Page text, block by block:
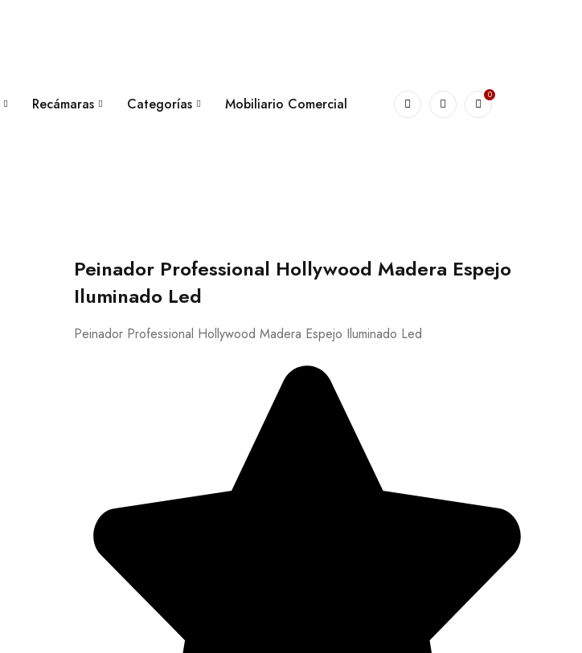
Recámaras Categorías Mobiliario Comercial
0
Peinador Professional Hollywood Madera Espejo
Iluminado Led
Peinador Professional Hollywood Madera Espejo Iluminado Led